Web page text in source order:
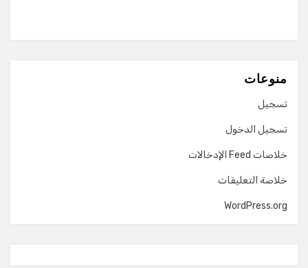
منوعات
تسجيل
تسجيل الدخول
خلاصات Feed الإدخالات
خلاصة التعليقات
WordPress.org